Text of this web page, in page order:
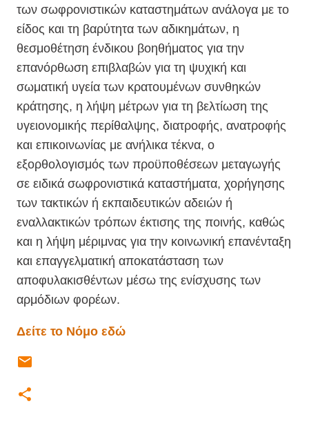
των σωφρονιστικών καταστημάτων ανάλογα με το
είδος και τη βαρύτητα των αδικημάτων, η
θεσμοθέτηση ένδικου βοηθήματος για την
επανόρθωση επιβλαβών για τη ψυχική και
σωματική υγεία των κρατουμένων συνθηκών
κράτησης, η λήψη μέτρων για τη βελτίωση της
υγειονομικής περίθαλψης, διατροφής, ανατροφής
και επικοινωνίας με ανήλικα τέκνα, ο
εξορθολογισμός των προϋποθέσεων μεταγωγής
σε ειδικά σωφρονιστικά καταστήματα, χορήγησης
των τακτικών ή εκπαιδευτικών αδειών ή
εναλλακτικών τρόπων έκτισης της ποινής, καθώς
και η λήψη μέριμνας για την κοινωνική επανένταξη
και επαγγελματική αποκατάσταση των
αποφυλακισθέντων μέσω της ενίσχυσης των
αρμόδιων φορέων.
Δείτε το Νόμο εδώ